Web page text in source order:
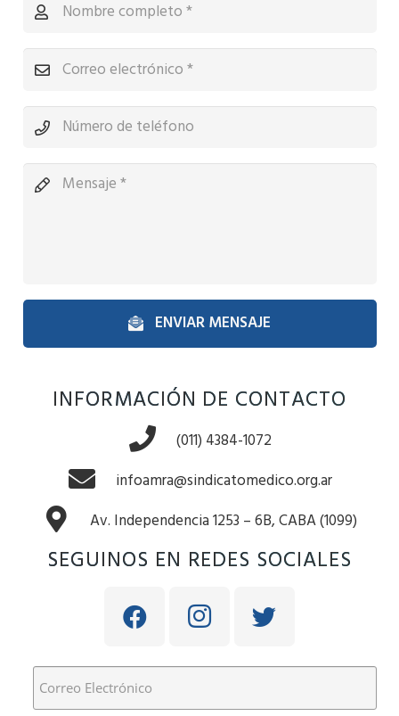
ENVIAR MENSAJE
INFORMACIÓN DE CONTACTO
(011) 4384-1072
infoamra@sindicatomedico.org.ar
Av. Independencia 1253 – 6B, CABA (1099)
SEGUINOS EN REDES SOCIALES